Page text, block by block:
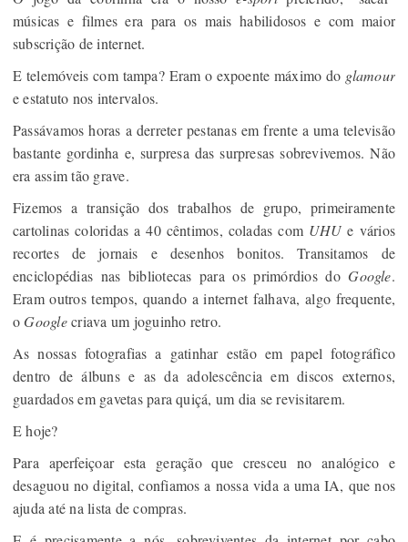
músicas e filmes era para os mais habilidosos e com maior
subscrição de internet.
E telemóveis com tampa? Eram o expoente máximo do glamour
e estatuto nos intervalos.
Passávamos horas a derreter pestanas em frente a uma televisão
bastante gordinha e, surpresa das surpresas sobrevivemos. Não
era assim tão grave.
Fizemos a transição dos trabalhos de grupo, primeiramente
cartolinas coloridas a 40 cêntimos, coladas com UHU e vários
recortes de jornais e desenhos bonitos. Transitamos de
enciclopédias nas bibliotecas para os primórdios doGoogle.
Eram outros tempos, quando a internet falhava, algo frequente,
oGooglecriava um joguinho retro.
As nossas fotografias a gatinhar estão em papel fotográfico
dentro de álbuns e as da adolescência em discos externos,
guardados em gavetas para quiçá, um dia se revisitarem.
E hoje?
Para aperfeiçoar esta geração que cresceu no analógico e
desaguou no digital, confiamos a nossa vida a uma IA, que nos
ajuda até na lista de compras.